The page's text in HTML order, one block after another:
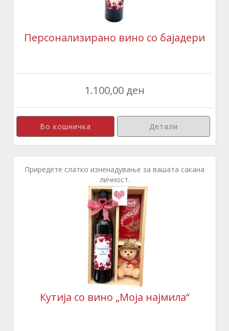
Персонализирано вино со бајадери
1.100,00 ден
Детали
Приредете слатко изненадување за вашата сакана
личност.
Кутија со вино „Моја најмила“